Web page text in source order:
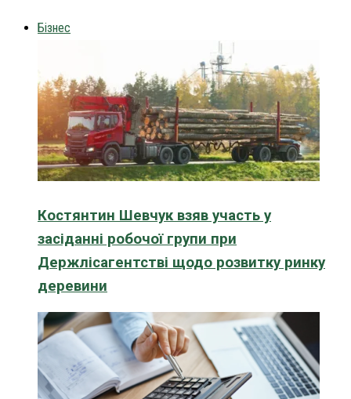
Бізнес
Костянтин Шевчук взяв участь у
засіданні робочої групи при
Держлісагентстві щодо розвитку ринку
деревини